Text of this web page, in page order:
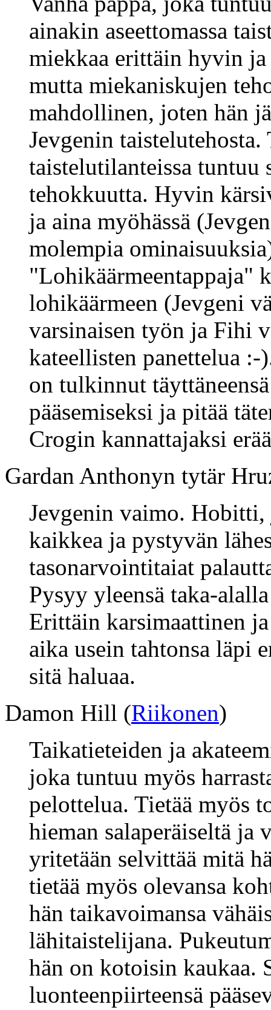
ainakin aseettomassa
miekkaa erittäin hyvin ja
mutta miekaniskujen
mahdollinen, joten hän
Jevgenin
taistelutilanteissa
tehokkuutta. Hyvin
ja aina myöhässä
molempia
"Lohikäärmeentappaja"
lohikäärmeen (Jevgeni
varsinaisen työn ja Fihi
kateellisten panettelua :-
on tulkinnut
pääsemiseksi ja pitää
Crogin kannattajaksi
Gardan Anthonyn tytär
Jevgenin vaimo. Hobitti,
kaikkea ja pystyvän
tasonarvointitaiat
Pysyy yleensä taka-
Erittäin karsimaattinen
aika usein tahtonsa läpi
sitä haluaa.
Damon Hill (Riikonen)
Taikatieteiden ja
joka tuntuu myös
pelottelua. Tietää myös
hieman salaperäiseltä
yritetään selvittää mitä
tietää myös olevansa
hän taikavoimansa
lähitaistelijana.
hän on kotoisin
luonteenpiirteensä